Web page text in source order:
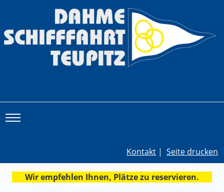
Kontakt | Seite drucken
Wir empfehlen Ihnen, Plätze zu reservieren.